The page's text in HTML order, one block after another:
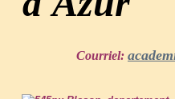
Courriel: